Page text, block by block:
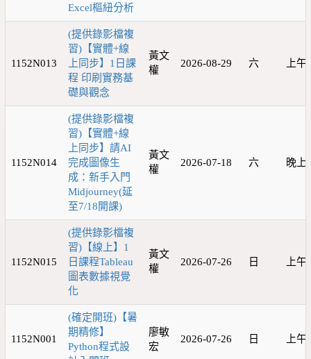
Excel樞紐分析
1152N013
(提供錄影檔複
習)【實體+線
上同步】1日課
程 印刷實務基
礎與觀念
黃文
權
2026-08-29 六 上午
1152N014
(提供錄影檔複
習)【實體+線
上同步】請AI
完成圖像生
成：新手入門
Midjourney(延
至7/18開課)
黃文
權
2026-07-18 六 晚上
1152N015
(提供錄影檔複
習)【線上】1
日課程Tableau
圖表數據視覺
化
黃文
權
2026-07-26 日 上午
1152N001
(確定開班)【暑
期精修】
Python程式設
廖敏
宏
2026-07-26 日 上午